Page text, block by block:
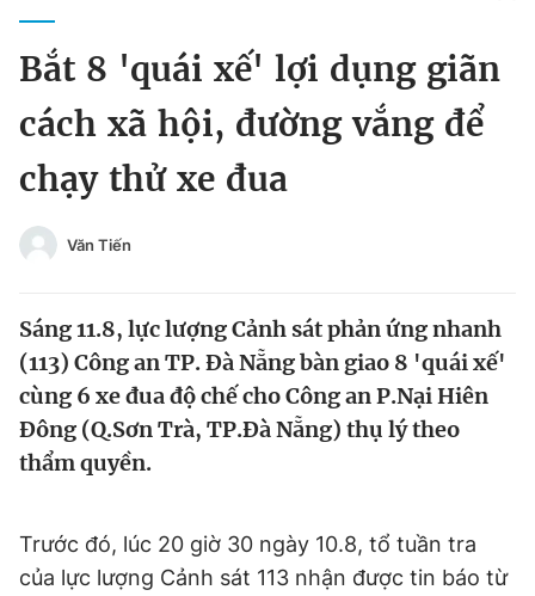
Chào ngày mới
Video Magazine
Sản phẩm khác
Thông tin tòa soạn Liên hệ quảng cáo
Đổi mật khẩu
Tin đã lưu
Tin đã xem
Đăng xuất
Bắt 8 'quái xế' lợi dụng giãn
cách xã hội, đường vắng để
chạy thử xe đua
Văn Tiến
Sáng 11.8, lực lượng Cảnh sát phản ứng nhanh
(113) Công an TP. Đà Nẵng bàn giao 8 'quái xế'
cùng 6 xe đua độ chế cho Công an P.Nại Hiên
Đông (Q.Sơn Trà, TP.Đà Nẵng) thụ lý theo
thẩm quyền.
Trước đó, lúc 20 giờ 30 ngày 10.8, tổ tuần tra
của lực lượng Cảnh sát 113 nhận được tin báo từ